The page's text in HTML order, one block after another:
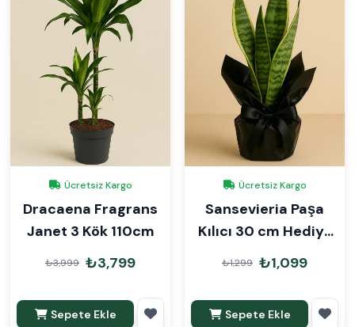
Ücretsiz Kargo
Dracaena Fragrans
Janet 3 Kök 110cm
₺3,999 ₺3,799
Sepete Ekle
Ücretsiz Kargo
Sansevieria Paşa
Kılıcı 30 cm Hediye
Paketli
₺1,299 ₺1,099
Sepete Ekle